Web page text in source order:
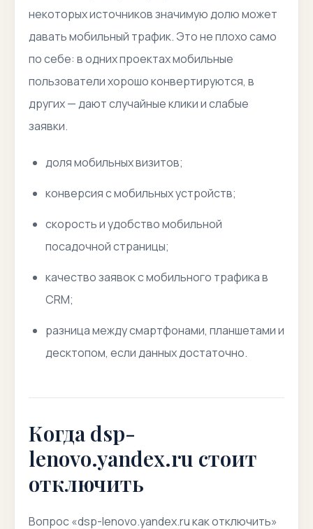
некоторых источников значимую долю может
давать мобильный трафик. Это не плохо само
по себе: в одних проектах мобильные
пользователи хорошо конвертируются, в
других — дают случайные клики и слабые
заявки.
доля мобильных визитов;
конверсия с мобильных устройств;
скорость и удобство мобильной
посадочной страницы;
качество заявок с мобильного трафика в
CRM;
разница между смартфонами, планшетами и
десктопом, если данных достаточно.
Когда dsp-
lenovo.yandex.ru стоит
отключить
Вопрос «dsp-lenovo.yandex.ru как отключить»